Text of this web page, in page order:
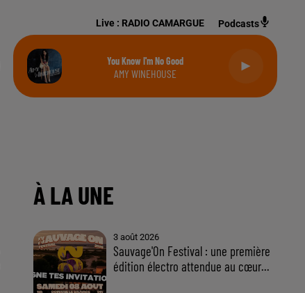
Live : RADIO CAMARGUE Podcasts
You Know I'm No Good
AMY WINEHOUSE